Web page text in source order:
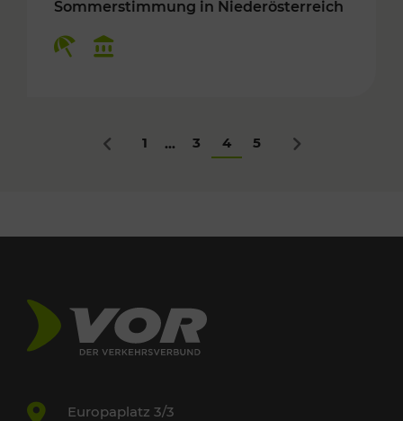
Sommerstimmung in Niederösterreich
Zurück
1 ... 3 4 5 Nächstes
Europaplatz 3/3